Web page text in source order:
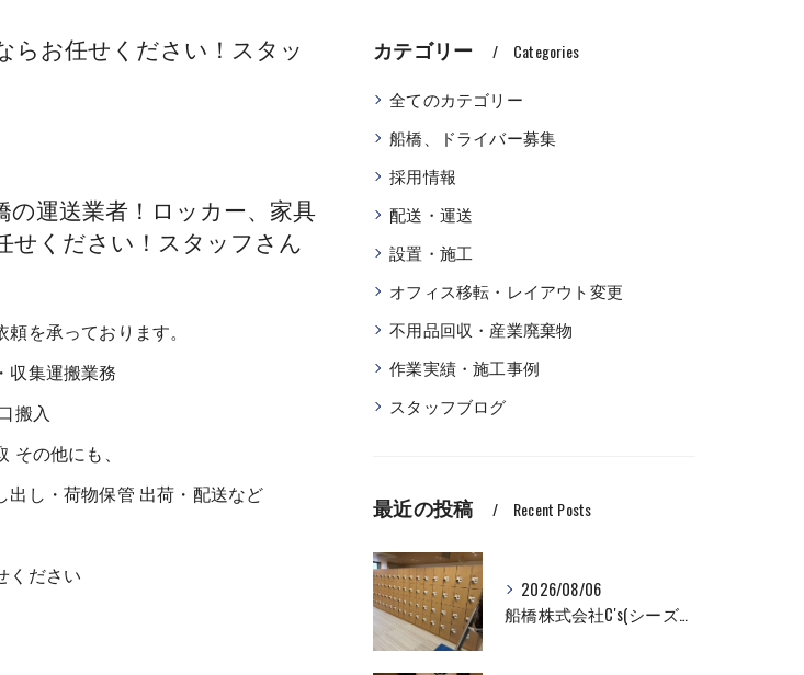
らお任せください！スタッ
の運送業者！ロッカー、家具
せください！スタッフさん
を承っております。
収集運搬業務
搬入
その他にも、
出し・荷物保管 出荷・配送など
ください
カテゴリー Categories
全てのカテゴリー
船橋、ドライバー募集
採用情報
配送・運送
設置・施工
オフィス移転・レイアウト変更
不用品回収・産業廃棄物
作業実績・施工事例
スタッフブログ
最近の投稿 Recent Posts
2026/08/06
船橋株式会社C's(シーズ）ロッカーの入れ替え作業も全国対応お任せ下さい！